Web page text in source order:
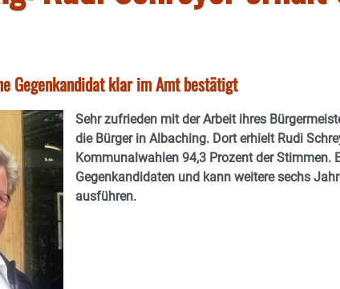
Gegenkandidat klar im Amt bestätigt
Sehr zufrieden mit der Arbeit ihres
die Bürger in Albaching. Dort erhielt Rudi
Kommunalwahlen 94,3 Prozent der Stimmen.
Gegenkandidaten und kann weitere sechs
ausführen.